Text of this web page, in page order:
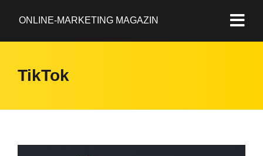
ONLINE-MARKETING MAGAZIN
TikTok